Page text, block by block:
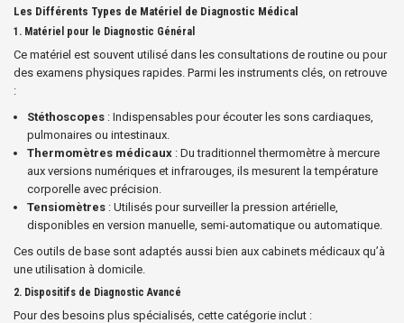
Les Différents Types de Matériel de Diagnostic Médical
1. Matériel pour le Diagnostic Général
Ce matériel est souvent utilisé dans les consultations de routine ou pour
des examens physiques rapides. Parmi les instruments clés, on retrouve
:
Stéthoscopes : Indispensables pour écouter les sons cardiaques,
pulmonaires ou intestinaux.
Thermomètres médicaux : Du traditionnel thermomètre à mercure
aux versions numériques et infrarouges, ils mesurent la température
corporelle avec précision.
Tensiomètres : Utilisés pour surveiller la pression artérielle,
disponibles en version manuelle, semi-automatique ou automatique.
Ces outils de base sont adaptés aussi bien aux cabinets médicaux qu’à
une utilisation à domicile.
2. Dispositifs de Diagnostic Avancé
Pour des besoins plus spécialisés, cette catégorie inclut :